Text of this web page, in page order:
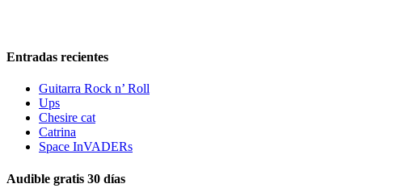
Entradas recientes
Guitarra Rock n’ Roll
Ups
Chesire cat
Catrina
Space InVADERs
Audible gratis 30 días